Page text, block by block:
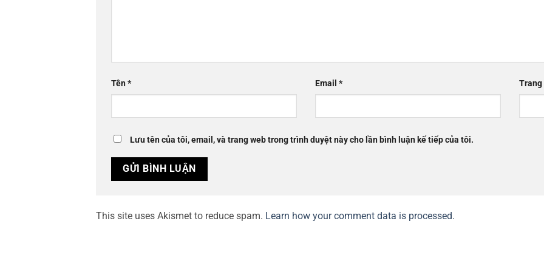
Tên* Email * Trang
Lưu tên của tôi, email, và trang web trong trình duyệt này cho lần bình luận kế tiếp của tôi.
This site uses Akismet to reduce spam. Learn how your comment data is processed.